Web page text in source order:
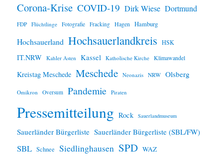
Corona-Krise COVID-19 Dirk Wiese Dortmund
FDP Flüchtlinge Fotografie Fracking Hagen Hamburg
Hochsauerland Hochsauerlandkreis HSK
IT.NRW Kahler Asten Kassel Katholische Kirche Klimawandel
Kreistag Meschede Meschede Neonazis NRW Olsberg
Omikron Oversum Pandemie Piraten
Pressemitteilung Rock Sauerlandmuseum
Sauerländer Bürgerliste Sauerländer Bürgerliste (SBL/FW)
SBL Schnee Siedlinghausen SPD WAZ